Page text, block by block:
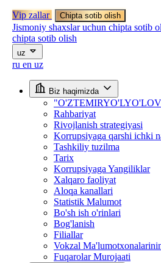
Vip zallar Chipta sotib olish
Jismoniy shaxslar uchun chipta sotib
chipta sotib olish
uz
ru en uz
Biz haqimizda
Rahbariyat
Rivojlanish strategiyasi
Korrupsiyaga qarshi ichki
Tashkiliy tuzilma
Tarix
Korrupsiyaga Yangiliklar
Xalqaro faoliyat
Aloqa kanallari
Statistik Malumot
Bo'sh ish o'rinlari
Bog'lanish
Filiallar
Vokzal
Fuqarolar Murojaati